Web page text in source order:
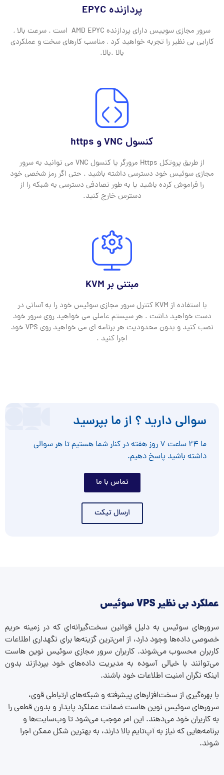
پردازنده EPYC
سرور مجازی سوییس دارای پردازنده AMD EPYC است . سرعت بالا ,
کارایی بی نظیر را تجربه خواهید کرد , مناسب کارهای سخت و عملکردی
بالا .بالا.
کنسول VNC و https
از طریق پروتکل Https مرورگر یا کنسول VNC می توانید به سرور
مجازی سوئیس خود دسترسی داشته باشید . حتی اگر رمز شخصی خود
را فراموش کرده باشید یا به طور تصادفی دسترسی به شبکه را از
دسترس خارج کنید.
مبتنی بر KVM
با استفاده از KVM کنترل سرور مجازی سوئیس خود را به آسانی در
دست خواهید داشت . هر سیستم عاملی می خواهید روی سرور خود
نصب کنید و بدون محدودیت هر برنامه ای می خواهید روی VPS خود
اجرا کنید .
سوالی دارید ؟ از ما بپرسید
ما ۲۴ ساعت ۷ روز هفته در کنار شما هستیم تا هر سوالی
داشته باشید پاسخ دهیم.
تماس با ما
ارسال تیکت
عملکرد بی نظیر VPS سوئیس
سرورهای سوئیس به دلیل قوانین سخت‌گیرانه‌ای که در زمینه حریم
خصوصی داده‌ها وجود دارد، از امن‌ترین گزینه‌ها برای نگهداری اطلاعات
کاربران محسوب می‌شوند. کاربران سرور مجازی سوئیس نوین هاست
می‌توانند با خیالی آسوده به مدیریت داده‌های خود بپردازند بدون
اینکه نگران امنیت اطلاعات خود باشند.
با بهره‌گیری از سخت‌افزارهای پیشرفته و شبکه‌های ارتباطی قوی،
سرورهای سوئیس نوین هاست ضمانت عملکرد پایدار و بدون قطعی را
به کاربران خود می‌دهند. این امر موجب می‌شود تا وب‌سایت‌ها و
برنامه‌هایی که نیاز به آپ‌تایم بالا دارند، به بهترین شکل ممکن اجرا
شوند.